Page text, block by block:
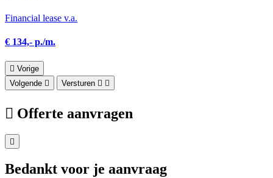
Financial lease v.a.
€ 134,- p./m.
Vorige
Volgende
Versturen
Offerte aanvragen
Bedankt voor je aanvraag